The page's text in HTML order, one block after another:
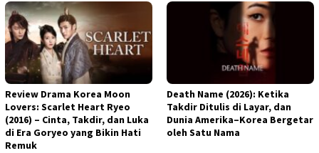
Review Drama Korea Moon
Lovers: Scarlet Heart Ryeo
(2016) – Cinta, Takdir, dan Luka
di Era Goryeo yang Bikin Hati
Remuk
Death Name (2026): Ketika
Takdir Ditulis di Layar, dan
Dunia Amerika–Korea Bergetar
oleh Satu Nama